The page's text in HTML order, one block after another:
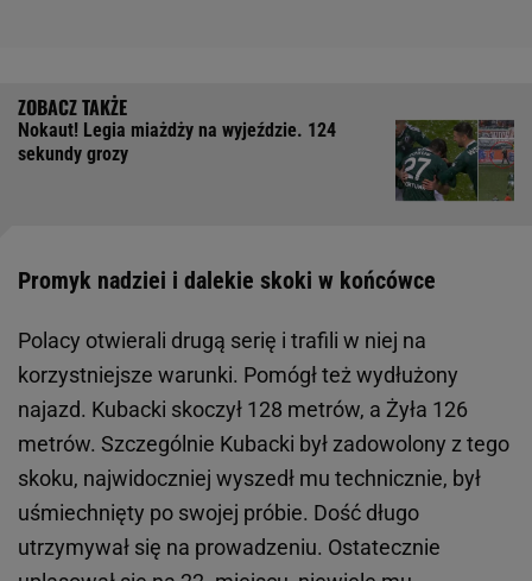
Nokaut! Legia miażdży na wyjeździe. 124
sekundy grozy
Promyk nadziei i dalekie skoki w końcówce
Polacy otwierali drugą serię i trafili w niej na
korzystniejsze warunki. Pomógł też wydłużony
najazd. Kubacki skoczył 128 metrów, a Żyła 126
metrów. Szczególnie Kubacki był zadowolony z tego
skoku, najwidoczniej wyszedł mu technicznie, był
uśmiechnięty po swojej próbie. Dość długo
utrzymywał się na prowadzeniu. Ostatecznie